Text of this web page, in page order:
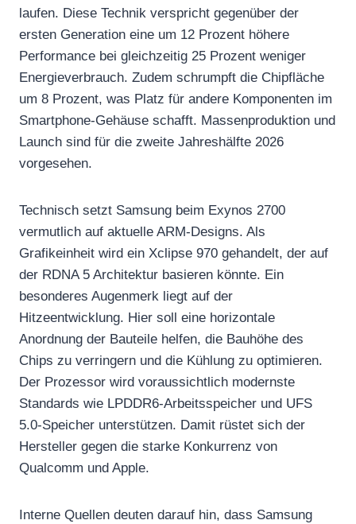
laufen. Diese Technik verspricht gegenüber der
ersten Generation eine um 12 Prozent höhere
Performance bei gleichzeitig 25 Prozent weniger
Energieverbrauch. Zudem schrumpft die Chipfläche
um 8 Prozent, was Platz für andere Komponenten im
Smartphone-Gehäuse schafft. Massenproduktion und
Launch sind für die zweite Jahreshälfte 2026
vorgesehen.
Technisch setzt Samsung beim Exynos 2700
vermutlich auf aktuelle ARM-Designs. Als
Grafikeinheit wird ein Xclipse 970 gehandelt, der auf
der RDNA 5 Architektur basieren könnte. Ein
besonderes Augenmerk liegt auf der
Hitzeentwicklung. Hier soll eine horizontale
Anordnung der Bauteile helfen, die Bauhöhe des
Chips zu verringern und die Kühlung zu optimieren.
Der Prozessor wird voraussichtlich modernste
Standards wie LPDDR6-Arbeitsspeicher und UFS
5.0-Speicher unterstützen. Damit rüstet sich der
Hersteller gegen die starke Konkurrenz von
Qualcomm und Apple.
Interne Quellen deuten darauf hin, dass Samsung